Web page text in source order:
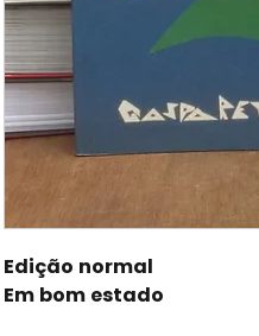
Edição normal
Em bom estado